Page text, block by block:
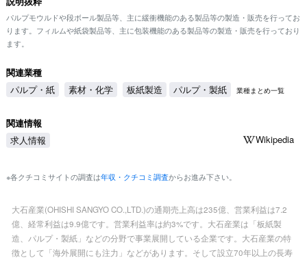
パルプモウルドや段ボール製品等、主に緩衝機能のある製品等の製造・販売を行ってお
ります。フィルムや紙袋製品等、主に包装機能のある製品等の製造・販売を行っており
ます。
関連業種
パルプ・紙
素材・化学 板紙製造 パルプ・製紙 業種まとめ一覧
関連情報
求人情報
Wikipedia
※各クチコミサイトの調査は年収・クチコミ調査からお進み下さい。
大石産業(OHISHI SANGYO CO.,LTD.)の通期売上高は235億、営業利益は7.2
億、経常利益は9.9億です。営業利益率は約3%です。大石産業は「板紙製
造、パルプ・製紙」などの分野で事業展開している企業です。大石産業の特
徴として「海外展開にも注力」などがあります。そして設立70年以上の長寿